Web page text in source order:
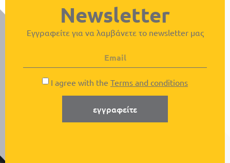
Newsletter
Εγγραφείτε για να λαμβάνετε το newsletter μας
I agree with the Terms and conditions
εγγραφείτε